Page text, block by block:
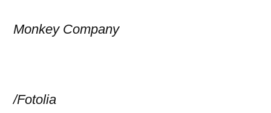
Monkey Company
/Fotolia